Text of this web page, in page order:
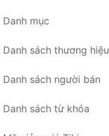
Danh mục
Danh sách thương hiệu
Danh sách người bán
Danh sách từ khóa